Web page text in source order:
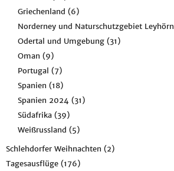
Griechenland (6)
Norderney und Naturschutzgebiet Leyhörn
Odertal und Umgebung (31)
Oman (9)
Portugal (7)
Spanien (18)
Spanien 2024 (31)
Südafrika (39)
Weißrussland (5)
Schlehdorfer Weihnachten (2)
Tagesausflüge (176)